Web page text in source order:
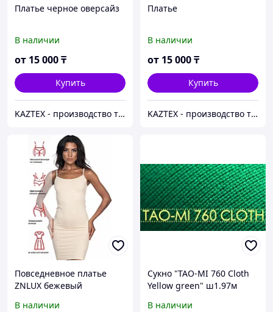
Платье черное оверсайз
В наличии
от 15 000₸
Купить
KAZTEX - производство трикотажа оптом и на заказ по всему Казахстану
Платье
В наличии
от 15 000₸
Купить
KAZTEX - производство трикотажа оптом и на заказ по всему Казахстану
Повседневное платье
ZNLUX бежевый
В наличии
Сукно "TAO-MI 760 Cloth
Yellow green" ш1.97м
В наличии